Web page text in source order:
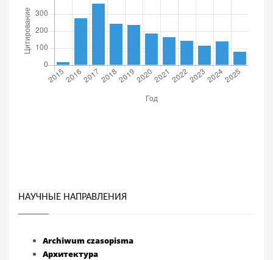
НАУЧНЫЕ НАПРАВЛЕНИЯ
Archiwum czasopisma
Архитектура